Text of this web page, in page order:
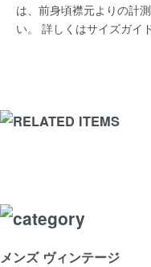
は、前身頃襟元よりの計
い。 詳しくはサイズガイ
メンズ ヴィンテージ